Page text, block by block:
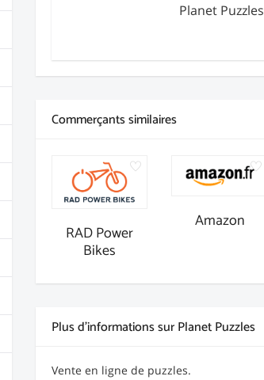
Planet Puzzles
Commerçants similaires
RAD Power
Bikes
Amazon
Plus d'informations sur Planet Puzzles
Vente en ligne de puzzles.